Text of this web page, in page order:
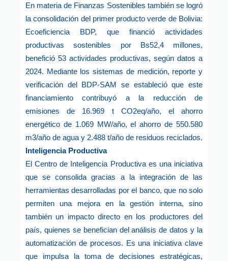
En materia de Finanzas Sostenibles también se logró
la consolidación del primer producto verde de Bolivia:
Ecoeficiencia BDP, que financió actividades
productivas sostenibles por Bs52,4 millones,
benefició 53 actividades productivas, según datos a
2024. Mediante los sistemas de medición, reporte y
verificación del BDP-SAM se estableció que este
financiamiento contribuyó a la reducción de
emisiones de 16.969 t CO2eq/año, el ahorro
energético de 1.069 MW/año, el ahorro de 550.580
m3/año de agua y 2.488 t/año de residuos reciclados.
Inteligencia Productiva
El Centro de Inteligencia Productiva es una iniciativa
que se consolida gracias a la integración de las
herramientas desarrolladas por el banco, que no solo
permiten una mejora en la gestión interna, sino
también un impacto directo en los productores del
país, quienes se benefician del análisis de datos y la
automatización de procesos. Es una iniciativa clave
que impulsa la toma de decisiones estratégicas,